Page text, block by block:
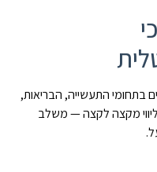
בתחומי התעשייה, הבריאות,
מקצה לקצה — משלב